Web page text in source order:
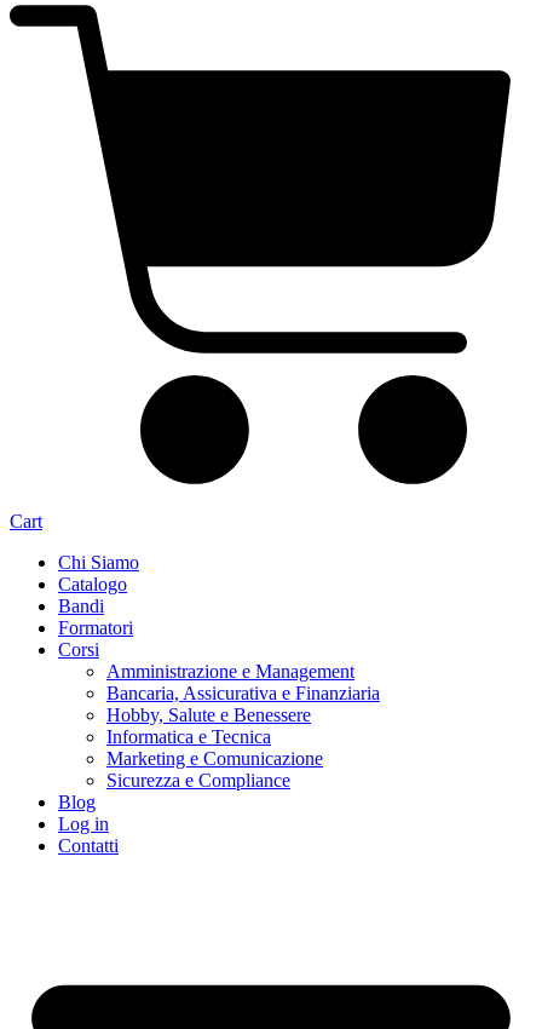
Cart
Chi Siamo
Catalogo
Bandi
Formatori
Corsi
Amministrazione e Management
Bancaria, Assicurativa e Finanziaria
Hobby, Salute e Benessere
Informatica e Tecnica
Marketing e Comunicazione
Sicurezza e Compliance
Blog
Log in
Contatti